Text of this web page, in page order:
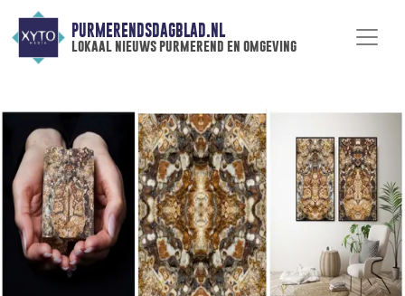
PURMERENDSDAGBLAD.NL
lokaal nieuws purmerend en omgeving